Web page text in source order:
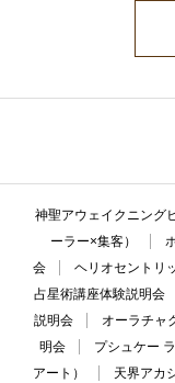
神聖アウェイクニング
ーラー×集客）
会
ヘリオセントリ
占星術講座体験説明会
説明会
オーラチャ
明会
プシュケー
アート）
天界アカ